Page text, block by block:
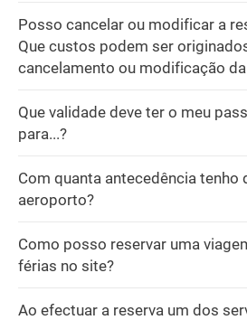
Posso cancelar ou modificar a
Que custos podem ser
cancelamento ou modificação
Que validade deve ter o meu
para...?
Com quanta antecedência tenho
aeroporto?
Como posso reservar uma
férias no site?
Ao efectuar a reserva um dos